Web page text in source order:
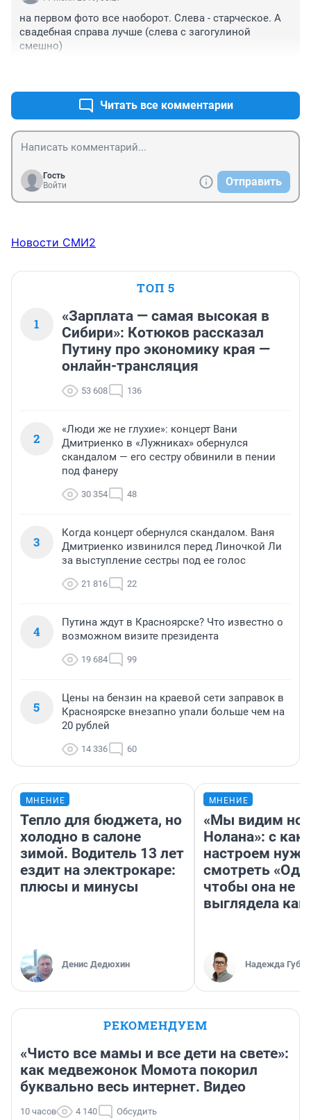
на первом фото все наоборот. Слева - старческое. А
свадебная справа лучше (слева с загогулиной
смешно)
Читать все комментарии
Гость
Войти
Отправить
Новости СМИ2
ТОП 5
1
«Зарплата — самая высокая в
Сибири»: Котюков рассказал
Путину про экономику края —
онлайн-трансляция
53 608 136
2
«Люди же не глухие»: концерт Вани
Дмитриенко в «Лужниках» обернулся
скандалом — его сестру обвинили в пении
под фанеру
30 354 48
3
Когда концерт обернулся скандалом. Ваня
Дмитриенко извинился перед Линочкой Ли
за выступление сестры под ее голос
21 816 22
4
Путина ждут в Красноярске? Что известно о
возможном визите президента
19 684 99
5
Цены на бензин на краевой сети заправок в
Красноярске внезапно упали больше чем на
20 рублей
14 336 60
МНЕНИЕ
Тепло для бюджета, но
холодно в салоне
зимой. Водитель 13 лет
ездит на электрокаре:
плюсы и минусы
Денис Дедюхин
МНЕНИЕ
«Мы видим
Нолана»: с
настроем
смотреть
чтобы она не
выглядела как
Надежда
РЕКОМЕНДУЕМ
«Чисто все мамы и все дети на свете»:
как медвежонок Момота покорил
буквально весь интернет. Видео
10 часов 4 140 Обсудить